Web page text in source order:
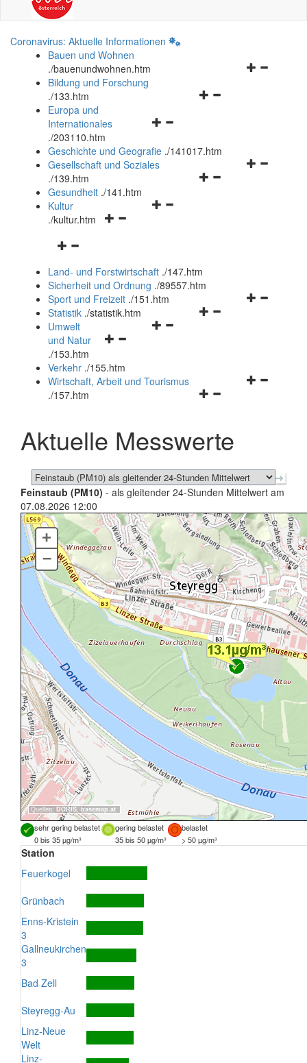
Coronavirus: Aktuelle Informationen
Bauen und Wohnen
./bauenundwohnen.htm
Navigationsmenü
Bildung und Forschung
./133.htm
Navigationsmenü
und
schließen
Europa und
Internationales
./203110.htm
Geschichte und Geografie ./141017.htm
Navigationsmenü
Gesellschaft und Soziales
./139.htm
Navigationsmenü
Gesundheit ./141.htm
Navigationsmenü
Kultur
./kultur.htm
Navigationsmenü
und
schließen
Land- und Forstwirtschaft ./147.htm
Sicherheit und Ordnung ./89557.htm
Navigationsmenü
Sport und Freizeit ./151.htm
Navigationsmenü
Statistik ./statistik.htm
Navigationsmenü
und
schließen
Umwelt
und Natur
./153.htm
Verkehr ./155.htm
Navigationsmenü
schließen
Wirtschaft, Arbeit und Tourismus
./157.htm
Aktuelle Messwerte
Feinstaub (PM10) - als gleitender 24-Stunden Mittelwert am
07.08.2026 12:00
Quellen: DORIS, basemap.at
+
–
sehr gering belastet gering belastet
belastet
0 bis 35 µg/m³
35 bis 50 µg/m³ > 50 µg/m³
Station
Feuerkogel
Grünbach
Enns-Kristein
3
Gallneukirchen
3
Bad Zell
Steyregg-Au
Linz-Neue
Welt
Linz-